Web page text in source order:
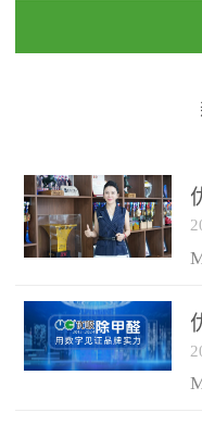
民法院室内除甲醛空
保施工日期：2020年